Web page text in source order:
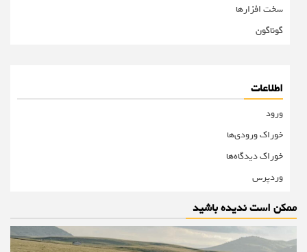
سخت افزارها
گوناگون
اطلاعات
ورود
خوراک ورودی‌ها
خوراک دیدگاه‌ها
وردپرس
ممکن است ندیده باشید